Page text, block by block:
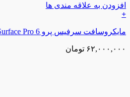
افزودن به علاقه مندی ها
+
مایکروسافت سرفیس پرو 6 Microsoft Surface Pro
۶۲,۰۰۰,۰۰۰ تومان